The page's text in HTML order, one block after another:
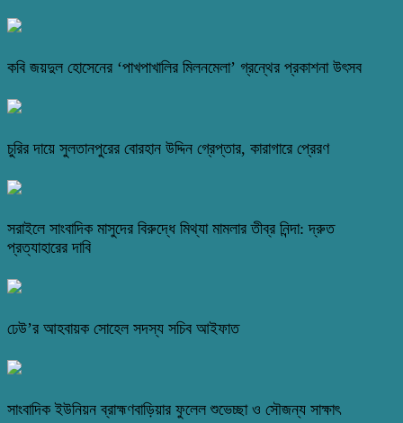
কবি জয়দুল হোসেনের ‘পাখপাখালির মিলনমেলা’ গ্রন্থের প্রকাশনা উৎসব
চুরির দায়ে সুলতানপুরের বোরহান উদ্দিন গ্রেপ্তার, কারাগারে প্রেরণ
সরাইলে সাংবাদিক মাসুদের বিরুদ্ধে মিথ্যা মামলার তীব্র নিন্দা: দ্রুত
প্রত্যাহারের দাবি
ঢেউ’র আহবায়ক সোহেল সদস্য সচিব আইফাত
সাংবাদিক ইউনিয়ন ব্রাহ্মণবাড়িয়ার ফুলেল শুভেচ্ছা ও সৌজন্য সাক্ষাৎ